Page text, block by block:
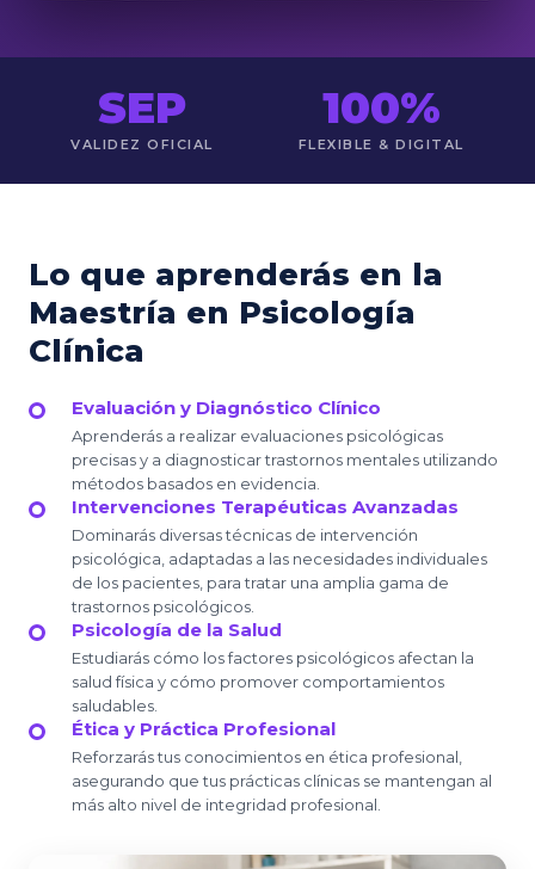
SEP
VALIDEZ OFICIAL
100%
FLEXIBLE & DIGITAL
Lo que aprenderás en la
Maestría en Psicología
Clínica
Evaluación y Diagnóstico Clínico
Aprenderás a realizar evaluaciones psicológicas
precisas y a diagnosticar trastornos mentales utilizando
métodos basados en evidencia.
Intervenciones Terapéuticas Avanzadas
Dominarás diversas técnicas de intervención
psicológica, adaptadas a las necesidades individuales
de los pacientes, para tratar una amplia gama de
trastornos psicológicos.
Psicología de la Salud
Estudiarás cómo los factores psicológicos afectan la
salud física y cómo promover comportamientos
saludables.
Ética y Práctica Profesional
Reforzarás tus conocimientos en ética profesional,
asegurando que tus prácticas clínicas se mantengan al
más alto nivel de integridad profesional.